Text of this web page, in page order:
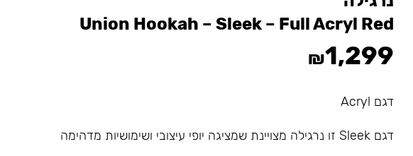
Union Hookah – Sleek – Full Acryl Red
₪1,299
דגם Acryl
דגם Sleek זו נרגילה מצויינת שמציגה יופי עיצובי ושימושיות מדהימה